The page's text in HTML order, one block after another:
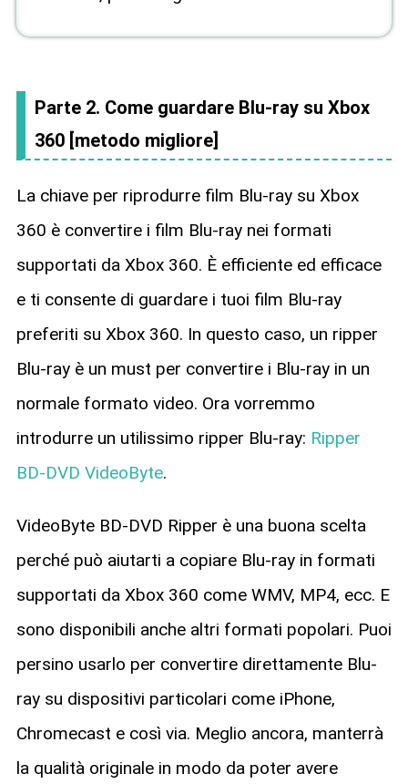
Parte 2. Come guardare Blu-ray su Xbox
360 [metodo migliore]
La chiave per riprodurre film Blu-ray su Xbox
360 è convertire i film Blu-ray nei formati
supportati da Xbox 360. È efficiente ed efficace
e ti consente di guardare i tuoi film Blu-ray
preferiti su Xbox 360. In questo caso, un ripper
Blu-ray è un must per convertire i Blu-ray in un
normale formato video. Ora vorremmo
introdurre un utilissimo ripper Blu-ray: Ripper
BD-DVD VideoByte.
VideoByte BD-DVD Ripper è una buona scelta
perché può aiutarti a copiare Blu-ray in formati
supportati da Xbox 360 come WMV, MP4, ecc. E
sono disponibili anche altri formati popolari. Puoi
persino usarlo per convertire direttamente Blu-
ray su dispositivi particolari come iPhone,
Chromecast e così via. Meglio ancora, manterrà
la qualità originale in modo da poter avere